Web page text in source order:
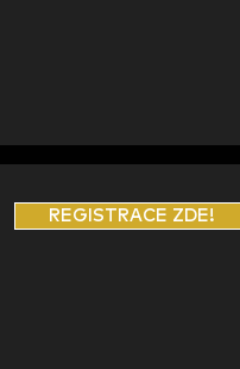
REGISTRACE ZDE!